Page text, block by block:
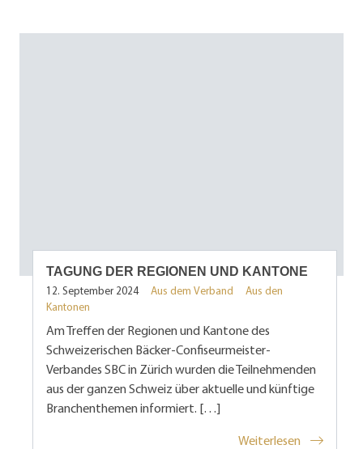
TAGUNG DER REGIONEN UND KANTONE
12. September 2024 Aus dem Verband
Aus den
Kantonen
Am Treffen der Regionen und Kantone des
Schweizerischen Bäcker-Confiseurmeister-
Verbandes SBC in Zürich wurden die Teilnehmenden
aus der ganzen Schweiz über aktuelle und künftige
Branchenthemen informiert. […]
Weiterlesen